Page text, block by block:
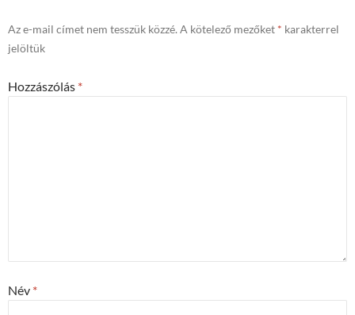
Az e-mail címet nem tesszük közzé. A kötelező mezőket * karakterrel
jelöltük
Hozzászólás *
Név *